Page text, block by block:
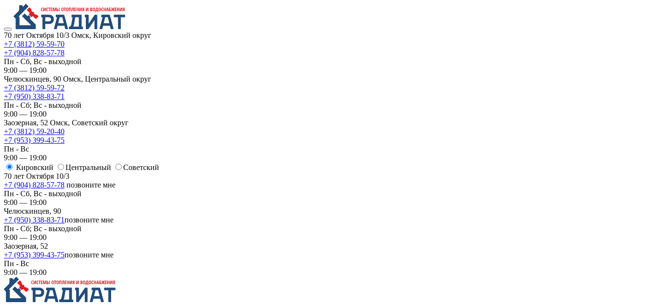
70 лет Октября 10/3 Омск, Кировский округ
+7 (3812) 59-59-70
+7 (904) 828-57-78
Пн - Сб, Вс - выходной
9:00 — 19:00
Челюскинцев, 90 Омск, ​Центральный округ
+7 (3812) 59-59-72
+7 (950) 338-83-71
Пн - Сб; Вс - выходной
9:00 — 19:00
Заозерная, 52 Омск, ​Советский округ
+7 (3812) 59-20-40
+7 (953) 399-43-75
Пн - Вс
9:00 — 19:00
Кировский
​Центральный
​Советский
70 лет Октября 10/3
+7 (904) 828-57-78 позвоните мне
Пн - Сб, Вс - выходной
9:00 — 19:00
Челюскинцев, 90
+7 (950) 338-83-71позвоните мне
Пн - Сб; Вс - выходной
9:00 — 19:00
Заозерная, 52
+7 (953) 399-43-75позвоните мне
Пн - Вс
9:00 — 19:00